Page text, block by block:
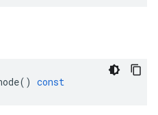
() const